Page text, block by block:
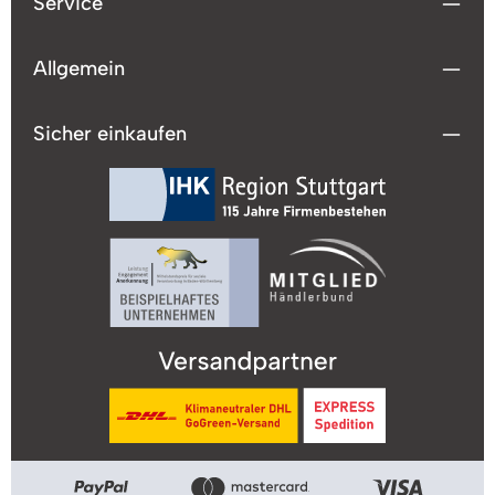
Kissenbezug enthalten. Die Bezüge haben einen
Reißverschluss.
Allgemein
Sicher einkaufen